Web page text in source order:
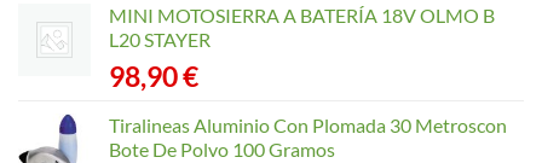
MINI MOTOSIERRA A BATERÍA 18V OLMO B
L20 STAYER
98,90€
Tiralineas Aluminio Con Plomada 30 Metroscon
Bote De Polvo 100 Gramos